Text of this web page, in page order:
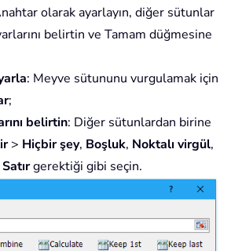
olarak ayarlayın, diğer sütunlar
belirtin ve Tamam düğmesine
: Meyve sütununu vurgulamak için
;
belirtin: Diğer sütunlardan birine
> Hiçbir şey, Boşluk, Noktalı virgül,
gerektiği gibi seçin.